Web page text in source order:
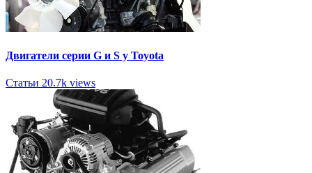
Двигатели серии G и S у Toyota
Статьи 20.7k views